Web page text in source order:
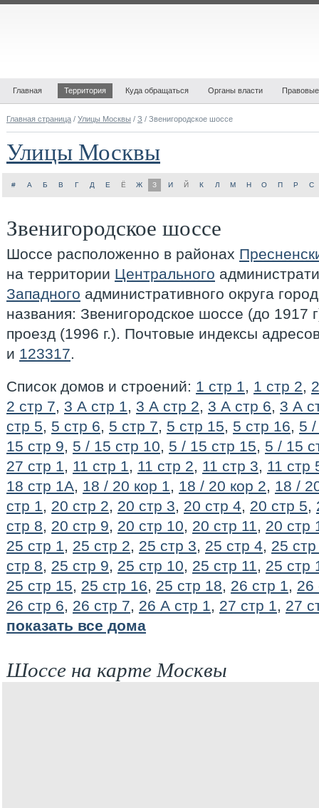
Главная Территория Куда обращаться Органы власти
Главная страница / Улицы Москвы / З / Звенигородское шоссе
Улицы Москвы
# А Б В Г Д Е Ё Ж З И Й К Л М Н О П Р С
Звенигородское шоссе
Шоссе расположенно в районах
на территории Центрального
Западного административного округа
названия: Звенигородское шоссе (до 1917
проезд (1996 г.). Почтовыe индексы
и 123317.
Список домов и строений: 1 стр 1, 1 стр 2, 2
2 стр 7, 3 А стр 1, 3 А стр 2, 3 А стр 6, 3 А
стр 5, 5 стр 6, 5 стр 7, 5 стр 15, 5 стр 16, 5
15 стр 9, 5 / 15 стр 10, 5 / 15 стр 15, 5 / 15
27 стр 1, 11 стр 1, 11 стр 2, 11 стр 3, 11 стр
18 стр 1А, 18 / 20 кор 1, 18 / 20 кор 2, 18 /
стр 1, 20 стр 2, 20 стр 3, 20 стр 4, 20 стр 5,
стр 8, 20 стр 9, 20 стр 10, 20 стр 11, 20 стр
25 стр 1, 25 стр 2, 25 стр 3, 25 стр 4, 25
стр 8, 25 стр 9, 25 стр 10, 25 стр 11, 25 стр
25 стр 15, 25 стр 16, 25 стр 18, 26 стр 1, 26
26 стр 6, 26 стр 7, 26 А стр 1, 27 стр 1, 27
показать все дома
Шоссе на карте Москвы